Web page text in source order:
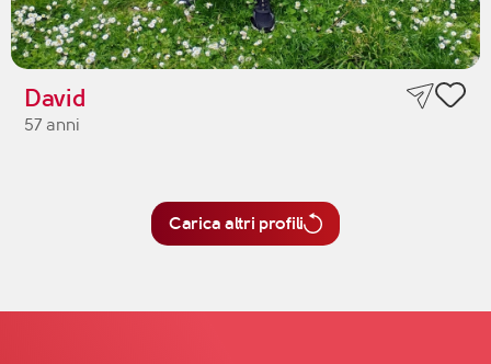
David
57 anni
Carica altri profili